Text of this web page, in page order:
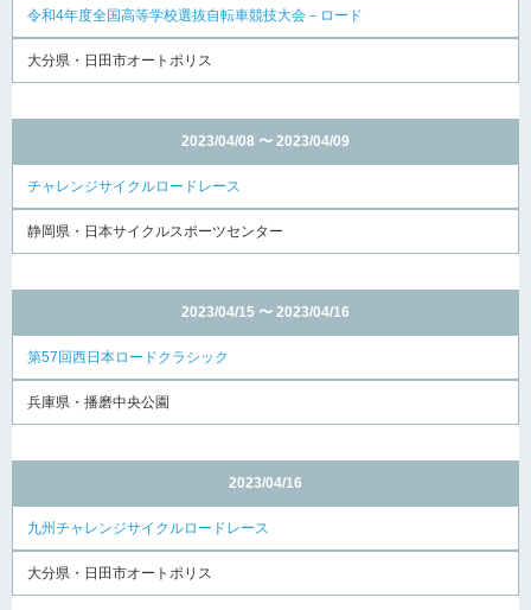
令和4年度全国高等学校選抜自転車競技大会－ロード
大分県・日田市オートポリス
2023/04/08 〜 2023/04/09
チャレンジサイクルロードレース
静岡県・日本サイクルスポーツセンター
2023/04/15 〜 2023/04/16
第57回西日本ロードクラシック
兵庫県・播磨中央公園
2023/04/16
九州チャレンジサイクルロードレース
大分県・日田市オートポリス